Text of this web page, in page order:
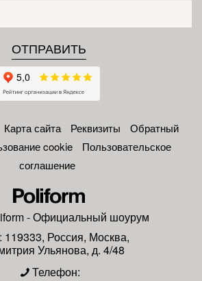
Карта сайта Реквизиты
Обратный
cookie
Пользовательское
соглашение
- Официальный шоурум
119333, Россия, Москва,
Ульянова, д. 4/48
Телефон: